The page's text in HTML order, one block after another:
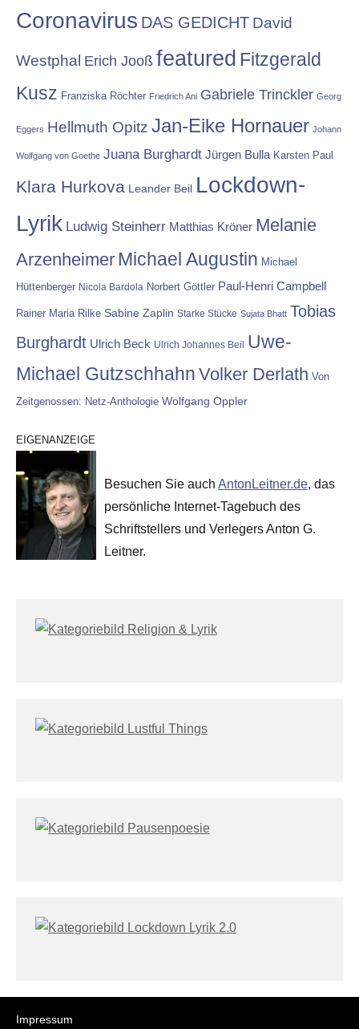
Coronavirus DAS GEDICHT David
Westphal Erich Jooß featured Fitzgerald
Kusz Franziska Röchter Friedrich Ani Gabriele Trinckler Georg
Eggers Hellmuth Opitz Jan-Eike Hornauer Johann
Wolfgang von Goethe Juana Burghardt Jürgen Bulla Karsten Paul
Klara Hurkova Leander Beil Lockdown-
Lyrik Ludwig Steinherr Matthias Kröner Melanie
Arzenheimer Michael Augustin Michael
Hüttenberger Nicola Bardola Norbert Göttler Paul-Henri Campbell
Rainer Maria Rilke Sabine Zaplin Starke Stücke Sujata Bhatt Tobias
Burghardt Ulrich Beck Ulrich Johannes Beil Uwe-
Michael Gutzschhahn Volker Derlath Von
Zeitgenossen: Netz-Anthologie Wolfgang Oppler
EIGENANZEIGE
Besuchen Sie auch AntonLeitner.de, das
persönliche Internet-Tagebuch des
Schriftstellers und Verlegers Anton G.
Leitner.
Impressum